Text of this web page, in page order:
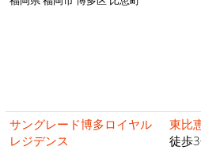
サングレード博多ロイヤル
レジデンス
東比
徒歩